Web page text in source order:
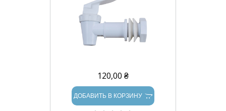
120,00 ₴
ДОБАВИТЬ В КОРЗИНУ